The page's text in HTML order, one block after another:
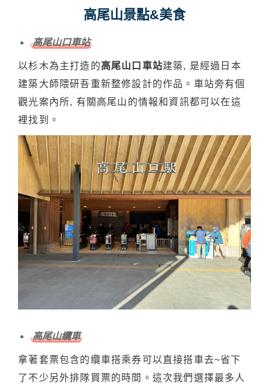
高尾山景點&美食
高尾山口車站
以杉木為主打造的高尾山口車站建築, 是經過日本
建築大師隈研吾重新整修設計的作品。車站旁有個
觀光案內所, 有關高尾山的情報和資訊都可以在這
裡找到。
高尾山纜車
拿著套票包含的纜車搭乘券可以直接搭車去~省下
了不少另外排隊買票的時間。這次我們選擇最多人